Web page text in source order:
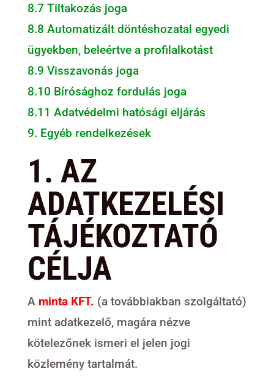
8.7 Tiltakozás joga
8.8 Automatizált döntéshozatal egyedi
ügyekben, beleértve a profilalkotást
8.9 Visszavonás joga
8.10 Bírósághoz fordulás joga
8.11 Adatvédelmi hatósági eljárás
9. Egyéb rendelkezések
1. AZ
ADATKEZELÉSI
TÁJÉKOZTATÓ
CÉLJA
A minta KFT. (a továbbiakban szolgáltató)
mint adatkezelő, magára nézve
kötelezőnek ismeri el jelen jogi
közlemény tartalmát.